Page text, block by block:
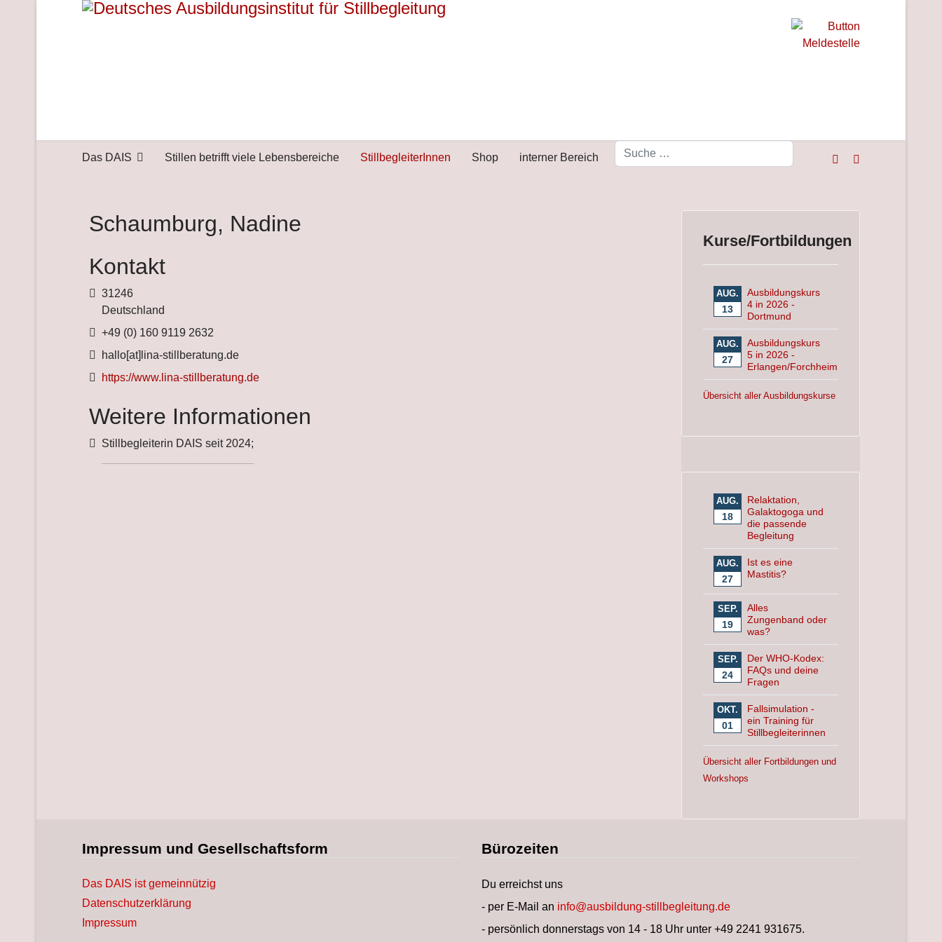
Das DAIS Stillen betrifft viele Lebensbereiche StillbegleiterInnen Shop interner Bereich
Schaumburg, Nadine
Kontakt
Adresse
31246
Deutschland
Telefon
+49 (0) 160 9119 2632
Fax
hallo[at]lina-stillberatung.de
Website
https://www.lina-stillberatung.de
Weitere Informationen
Weitere Informationen
Stillbegleiterin DAIS seit 2024;
Kurse/Fortbildungen
AUG.
13
Ausbildungskurs
4 in 2026 -
Dortmund
AUG.
27
Ausbildungskurs
5 in 2026 -
Erlangen/Forchheim
Übersicht aller Ausbildungskurse
AUG.
18
Relaktation,
Galaktogoga und
die passende
Begleitung
AUG.
27
Ist es eine
Mastitis?
SEP.
19
Alles
Zungenband oder
was?
SEP.
24
Der WHO-Kodex:
FAQs und deine
Fragen
OKT.
01
Fallsimulation -
ein Training für
Stillbegleiterinnen
Übersicht aller Fortbildungen und
Workshops
Impressum und Gesellschaftsform
Das DAIS ist gemeinnützig
Datenschutzerklärung
Impressum
Bürozeiten
Du erreichst uns
- per E-Mail an info@ausbildung-stillbegleitung.de
- persönlich donnerstags von 14 - 18 Uhr unter +49 2241 931675.